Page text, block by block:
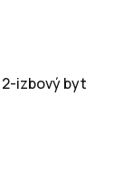
2-izbový byt